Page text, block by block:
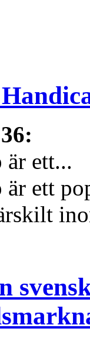
:
är ett...
är ett